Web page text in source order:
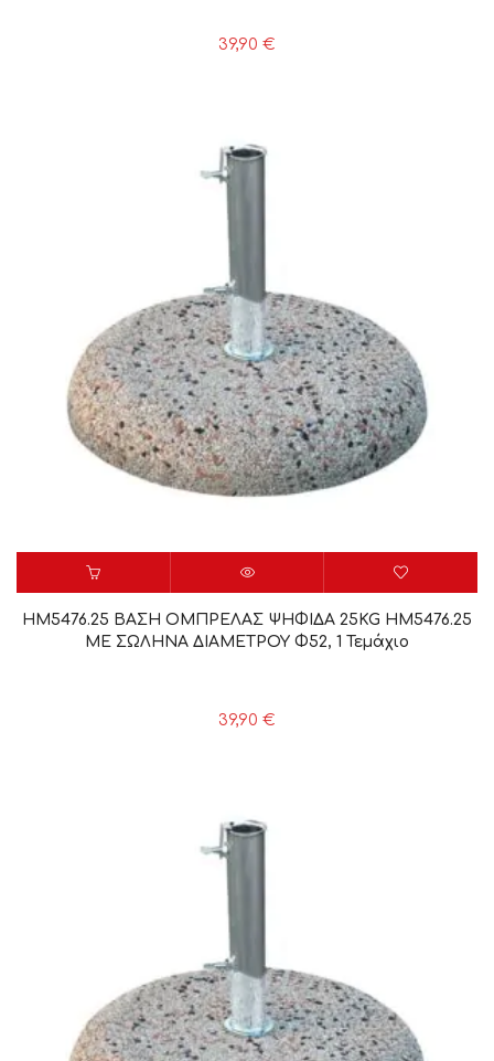
39,90 €
HM5476.25 ΒΑΣΗ ΟΜΠΡΕΛΑΣ ΨΗΦΙΔΑ 25KG HM5476.25
ΜΕ ΣΩΛΗΝΑ ΔΙΑΜΕΤΡΟΥ Φ52, 1 Τεμάχιο
39,90 €